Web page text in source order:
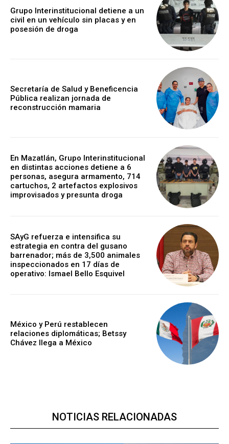
Grupo Interinstitucional detiene a un
civil en un vehículo sin placas y en
posesión de droga
Secretaría de Salud y Beneficencia
Pública realizan jornada de
reconstrucción mamaria
En Mazatlán, Grupo Interinstitucional
en distintas acciones detiene a 6
personas, asegura armamento, 714
cartuchos, 2 artefactos explosivos
improvisados y presunta droga
SAyG refuerza e intensifica su
estrategia en contra del gusano
barrenador; más de 3,500 animales
inspeccionados en 17 días de
operativo: Ismael Bello Esquivel
México y Perú restablecen
relaciones diplomáticas; Betssy
Chávez llega a México
NOTICIAS RELACIONADAS